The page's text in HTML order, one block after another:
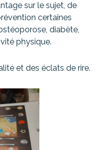
sur le sujet, de
certaines
diabète,
physique.
et des éclats de rire.